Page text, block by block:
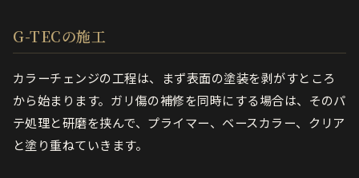
G-TECの施工
カラーチェンジの工程は、まず表面の塗装を剥がすところ
から始まります。ガリ傷の補修を同時にする場合は、そのパ
テ処理と研磨を挟んで、プライマー、ベースカラー、クリア
と塗り重ねていきます。